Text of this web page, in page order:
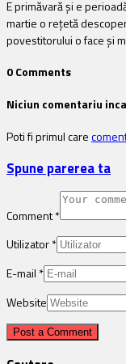
E primăvară și e
martie o rețetă
povestitorului o face și
0 Comments
Niciun comentariu
Poti fi primul care
Spune parerea ta
Comment*
Utilizator*
E-mail *
Website